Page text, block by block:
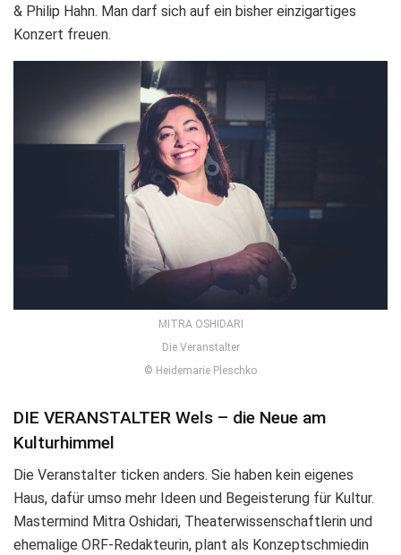
& Philip Hahn. Man darf sich auf ein bisher einzigartiges
Konzert freuen.
MITRA OSHIDARI
Die Veranstalter
© Heidemarie Pleschko
DIE VERANSTALTER Wels – die Neue am
Kulturhimmel
Die Veranstalter ticken anders. Sie haben kein eigenes
Haus, dafür umso mehr Ideen und Begeisterung für Kultur.
Mastermind Mitra Oshidari, Theaterwissenschaftlerin und
ehemalige ORF-Redakteurin, plant als Konzeptschmiedin